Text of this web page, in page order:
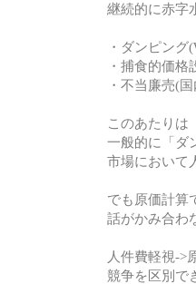
継続的に赤字
・ダンピング
・捕食的価格
・不当廉売(
このあたりは
一般的に「ダ
市場において
でも原価計算
話がかみ合わ
人件費軽視->
競争を区別で